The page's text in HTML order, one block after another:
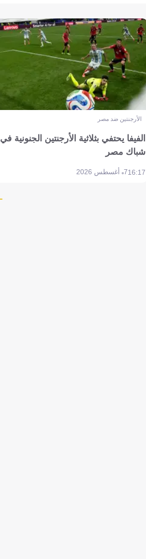
الأرجنتين ضد مصر
الفيفا يحتفي بثلاثية الأرجنتين الجنونية في
شباك مصر
16:177 أغسطس 2026